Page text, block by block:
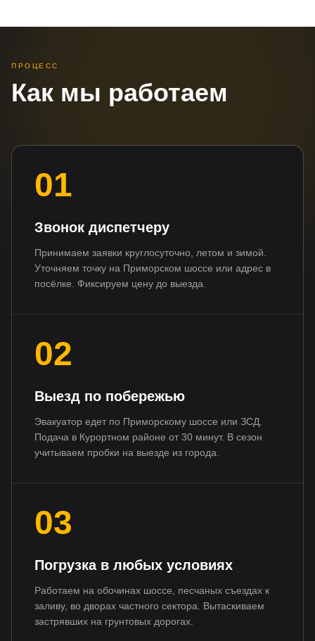
ПРОЦЕСС
Как мы работаем
01
Звонок диспетчеру
Принимаем заявки круглосуточно, летом и зимой.
Уточняем точку на Приморском шоссе или адрес в
посёлке. Фиксируем цену до выезда.
02
Выезд по побережью
Эвакуатор едет по Приморскому шоссе или ЗСД.
Подача в Курортном районе от 30 минут. В сезон
учитываем пробки на выезде из города.
03
Погрузка в любых условиях
Работаем на обочинах шоссе, песчаных съездах к
заливу, во дворах частного сектора. Вытаскиваем
застрявших на грунтовых дорогах.